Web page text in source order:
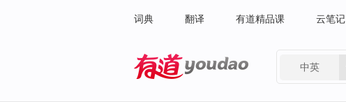
词典 翻译 有道精品课 云笔记
中英